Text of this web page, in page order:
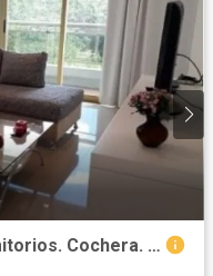
Semipiso de Categoría. 3 dormitorios. Cochera. Building Albar MF